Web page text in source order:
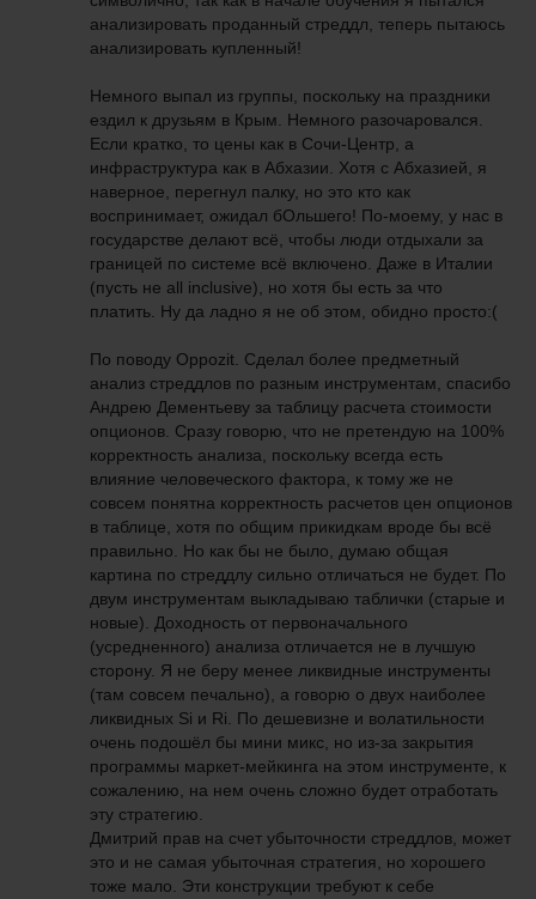
анализировать проданный стреддл, теперь пытаюсь
анализировать купленный!
Немного выпал из группы, поскольку на праздники
ездил к друзьям в Крым. Немного разочаровался.
Если кратко, то цены как в Сочи-Центр, а
инфраструктура как в Абхазии. Хотя с Абхазией, я
наверное, перегнул палку, но это кто как
воспринимает, ожидал бОльшего! По-моему, у нас в
государстве делают всё, чтобы люди отдыхали за
границей по системе всё включено. Даже в Италии
(пусть не all inclusive), но хотя бы есть за что
платить. Ну да ладно я не об этом, обидно просто:(
По поводу Oppozit. Сделал более предметный
анализ стреддлов по разным инструментам, спасибо
Андрею Дементьеву за таблицу расчета стоимости
опционов. Сразу говорю, что не претендую на 100%
корректность анализа, поскольку всегда есть
влияние человеческого фактора, к тому же не
совсем понятна корректность расчетов цен опционов
в таблице, хотя по общим прикидкам вроде бы всё
правильно. Но как бы не было, думаю общая
картина по стреддлу сильно отличаться не будет. По
двум инструментам выкладываю таблички (старые и
новые). Доходность от первоначального
(усредненного) анализа отличается не в лучшую
сторону. Я не беру менее ликвидные инструменты
(там совсем печально), а говорю о двух наиболее
ликвидных Si и Ri. По дешевизне и волатильности
очень подошёл бы мини микс, но из-за закрытия
программы маркет-мейкинга на этом инструменте, к
сожалению, на нем очень сложно будет отработать
эту стратегию.
Дмитрий прав на счет убыточности стреддлов, может
это и не самая убыточная стратегия, но хорошего
тоже мало. Эти конструкции требуют к себе